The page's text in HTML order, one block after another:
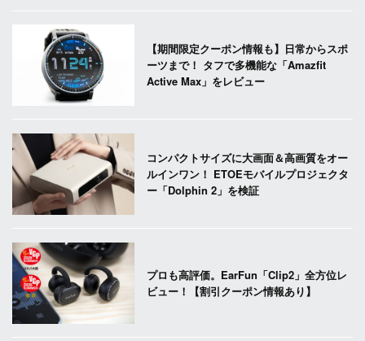
【期間限定クーポン情報も】日常からスポ
ーツまで！ タフで多機能な「Amazfit
Active Max」をレビュー
コンパクトサイズに大画面＆高画質をオー
ルインワン！ ETOEモバイルプロジェクタ
ー「Dolphin 2」を検証
プロも高評価。EarFun「Clip2」全方位レ
ビュー！【割引クーポン情報あり】